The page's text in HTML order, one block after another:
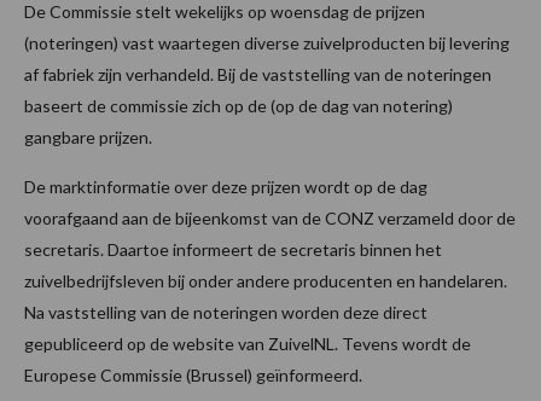
De Commissie stelt wekelijks op woensdag de prijzen
(noteringen) vast waartegen diverse zuivelproducten bij levering
af fabriek zijn verhandeld. Bij de vaststelling van de noteringen
baseert de commissie zich op de (op de dag van notering)
gangbare prijzen.
De marktinformatie over deze prijzen wordt op de dag
voorafgaand aan de bijeenkomst van de CONZ verzameld door de
secretaris. Daartoe informeert de secretaris binnen het
zuivelbedrijfsleven bij onder andere producenten en handelaren.
Na vaststelling van de noteringen worden deze direct
gepubliceerd op de website van ZuivelNL. Tevens wordt de
Europese Commissie (Brussel) geïnformeerd.